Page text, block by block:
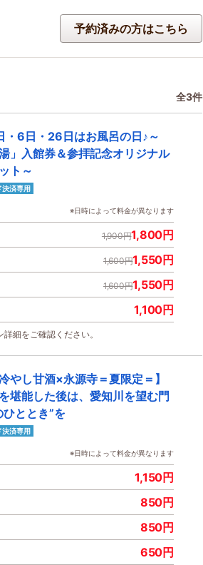
予約済みの方はこちら
全3件
・6日・26日はお風呂の日♪～
」入館券＆参拝記念オリジナル
ト～
決済専用
※日時によって料金が異なります
1,900円1,800円
1,600円1,550円
1,600円1,550円
1,100円
細をご確認ください。
やし甘酒×永源寺＝夏限定＝】
堪能した後は、愛知川を望む門
ととき”を
決済専用
※日時によって料金が異なります
1,150円
850円
850円
650円